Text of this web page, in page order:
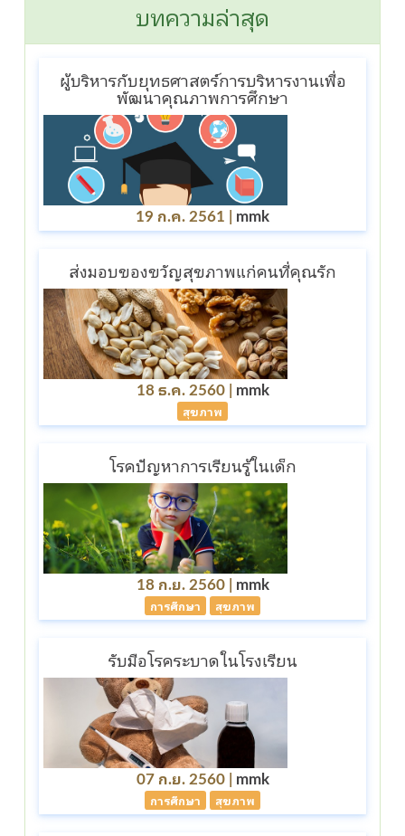
บทความล่าสุด
ผู้บริหารกับยุทธศาสตร์การบริหารงานเพื่อ
พัฒนาคุณภาพการศึกษา
19 ก.ค. 2561 | mmk
ส่งมอบของขวัญสุขภาพแก่คนที่คุณรัก
18 ธ.ค. 2560 | mmk
สุขภาพ
โรคปัญหาการเรียนรู้ในเด็ก
18 ก.ย. 2560 | mmk
การศึกษา สุขภาพ
รับมือโรคระบาดในโรงเรียน
07 ก.ย. 2560 | mmk
การศึกษา สุขภาพ